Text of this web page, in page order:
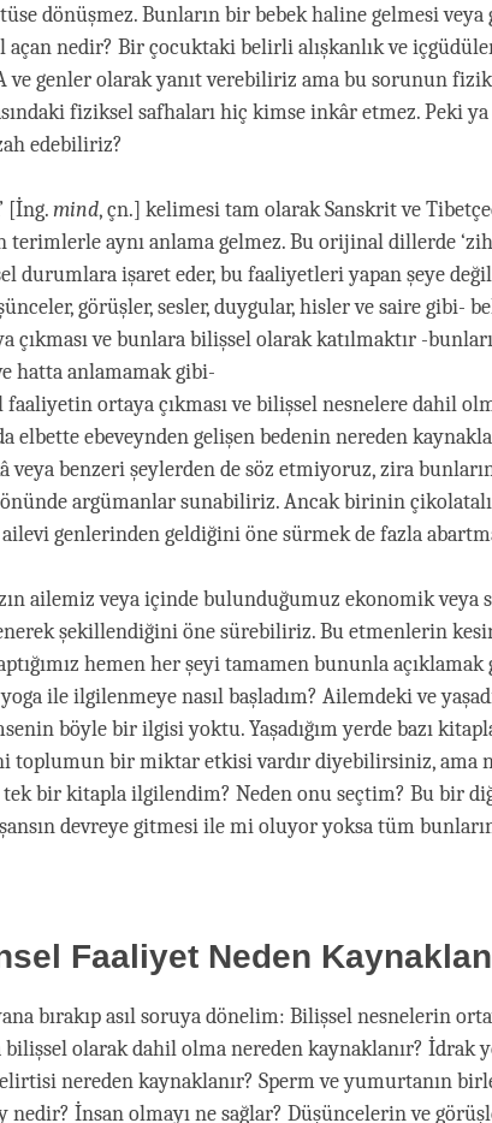
dönüşmez. Bunların bir bebek haline gelmesi veya
açan nedir? Bir çocuktaki belirli alışkanlık ve
ve genler olarak yanıt verebiliriz ama bu sorunun
fiziksel safhaları hiç kimse inkâr etmez. Peki
edebiliriz?
[İng.mind, çn.] kelimesi tam olarak Sanskrit ve
terimlerle aynı anlama gelmez. Bu orijinal dillerde
durumlara işaret eder, bu faaliyetleri yapan şeye
görüşler, sesler, duygular, hisler ve saire gibi-
çıkması ve bunlara bilişsel olarak katılmaktır -
hatta anlamamak gibi-
ortaya çıkması ve bilişsel nesnelere dahil
elbette ebeveynden gelişen bedenin nereden
veya benzeri şeylerden de söz etmiyoruz, zira
argümanlar sunabiliriz. Ancak birinin
genlerinden geldiğini öne sürmek de fazla
ailemiz veya içinde bulunduğumuz ekonomik veya
şekillendiğini öne sürebiliriz. Bu etmenlerin
hemen her şeyi tamamen bununla açıklamak
ile ilgilenmeye nasıl başladım? Ailemdeki ve
böyle bir ilgisi yoktu. Yaşadığım yerde bazı
toplumun bir miktar etkisi vardır diyebilirsiniz, ama
bir kitapla ilgilendim? Neden onu seçtim? Bu bir
devreye gitmesi ile mi oluyor yoksa tüm
Faaliyet Neden
bırakıp asıl soruya dönelim: Bilişsel nesnelerin
olarak dahil olma nereden kaynaklanır? İdrak
nereden kaynaklanır? Sperm ve yumurtanın
nedir? İnsan olmayı ne sağlar? Düşüncelerin ve